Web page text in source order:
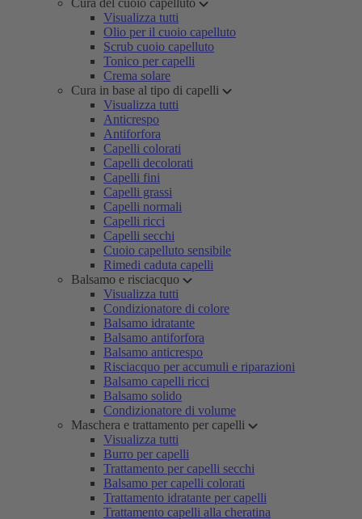
Cura del cuoio capelluto
Visualizza tutti
Olio per il cuoio capelluto
Scrub cuoio capelluto
Tonico per capelli
Crema solare
Cura in base al tipo di capelli
Visualizza tutti
Anticrespo
Antiforfora
Capelli colorati
Capelli decolorati
Capelli fini
Capelli grassi
Capelli normali
Capelli ricci
Capelli secchi
Cuoio capelluto sensibile
Rimedi caduta capelli
Balsamo e risciacquo
Visualizza tutti
Condizionatore di colore
Balsamo idratante
Balsamo antiforfora
Balsamo anticrespo
Risciacquo per accumuli e riparazioni
Balsamo capelli ricci
Balsamo solido
Condizionatore di volume
Maschera e trattamento per capelli
Visualizza tutti
Burro per capelli
Trattamento per capelli secchi
Balsamo per capelli colorati
Trattamento idratante per capelli
Trattamento capelli alla cheratina